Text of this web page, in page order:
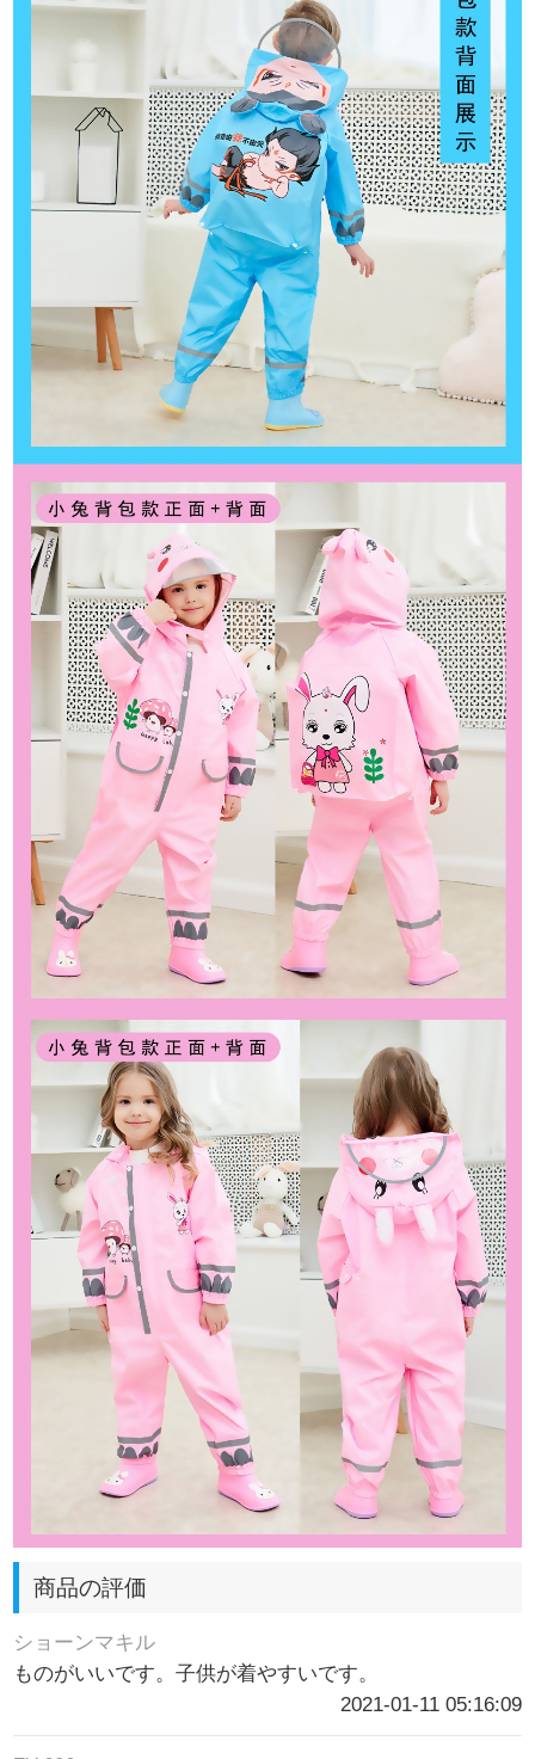
商品の評価
ショーンマキル
ものがいいです。子供が着やすいです。
2021-01-11 05:16:09